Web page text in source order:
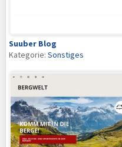
Suuber Blog
Kategorie: Sonstiges